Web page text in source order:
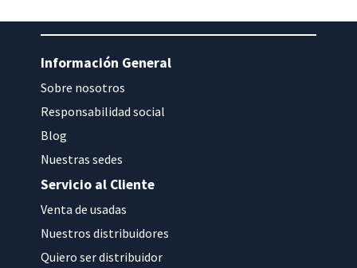
Información General
Sobre nosotros
Responsabilidad social
Blog
Nuestras sedes
Servicio al Cliente
Venta de usadas
Nuestros distribuidores
Quiero ser distribuidor